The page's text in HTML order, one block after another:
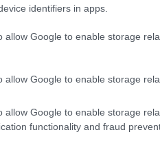
identifiers in apps.
allow Google to enable storage
allow Google to enable storage
allow Google to enable storage
functionality and fraud